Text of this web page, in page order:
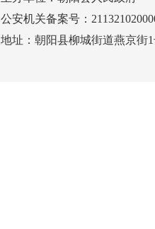
公安机关备案号：
地址：朝阳县柳城街道燕京街